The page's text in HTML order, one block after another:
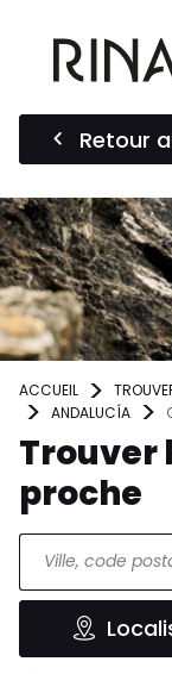
Retour
ACCUEIL
ANDALUCÍA
Trouver
proche